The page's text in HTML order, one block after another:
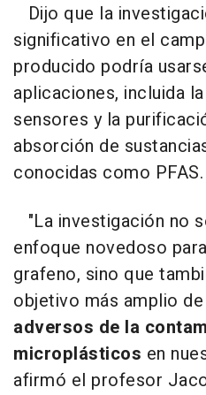
Dijo que la
significativo en el
producido podría
aplicaciones, incluida
sensores y la
absorción de
conocidas como PFAS.
"La investigación no
enfoque novedoso
grafeno, sino que
objetivo más amplio de
adversos de la
microplásticos en
afirmó el profesor